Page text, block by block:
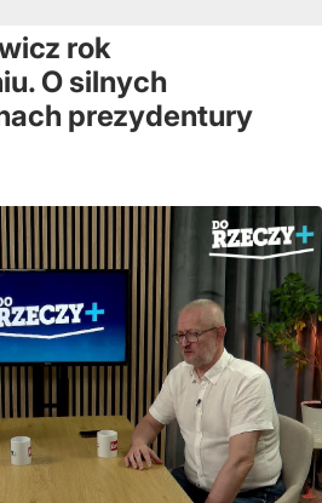
rok
O silnych
prezydentury